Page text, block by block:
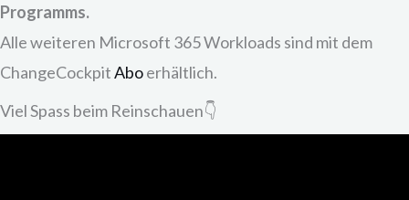
Programms.
Alle weiteren Microsoft 365 Workloads sind mit dem
ChangeCockpitAboerhältlich.
Viel Spass beim Reinschauen👇